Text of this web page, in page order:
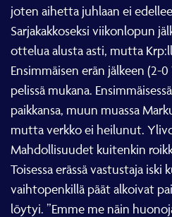
joten aihetta juhlaan ei
Sarjakakkoseksi viikonlopun
ottelua alusta asti, mutta
Ensimmäisen erän jälkeen (2-
pelissä mukana.
paikkansa, muun muassa
mutta verkko ei heilunut.
Mahdollisuudet kuitenkin
Toisessa erässä vastustaja iski
vaihtopenkillä päät alkoivat
löytyi. ”Emme me näin